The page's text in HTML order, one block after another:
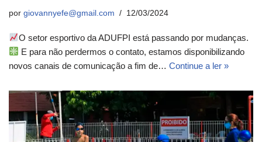
por giovannyefe@gmail.com 12/03/2024
O setor esportivo da ADUFPI está passando por mudanças.
E para não perdermos o contato, estamos disponibilizando
novos canais de comunicação a fim de… Continue a ler »